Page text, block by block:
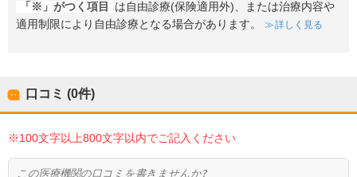
「※」がつく項目
は自由診療(保険適用外)、または治療内容や
適用制限により自由診療となる場合があります。
詳しく見る
口コミ (0件)
※100文字以上800文字以内でご記入ください